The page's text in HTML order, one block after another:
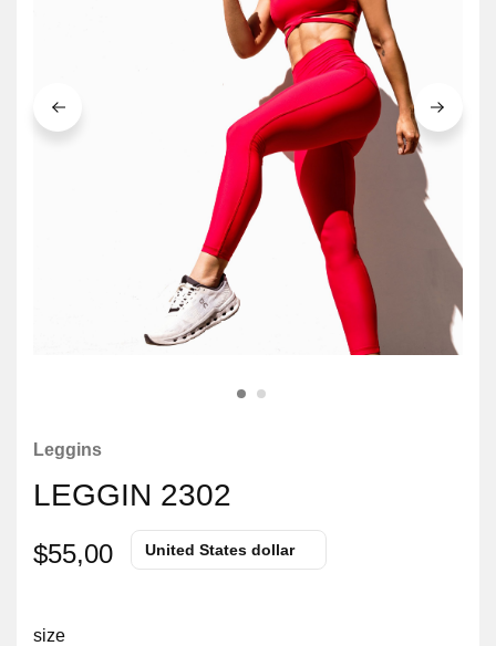
Leggins
LEGGIN 2302
$55,00 United States dollar
size